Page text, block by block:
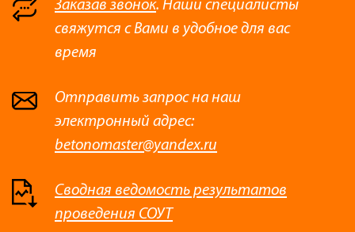
Заказав звонок. Наши специалисты
свяжутся с Вами в удобное для вас
время
Отправить запрос на наш
электронный адрес:
betonomaster@yandex.ru
Сводная ведомость результатов
проведения СОУТ